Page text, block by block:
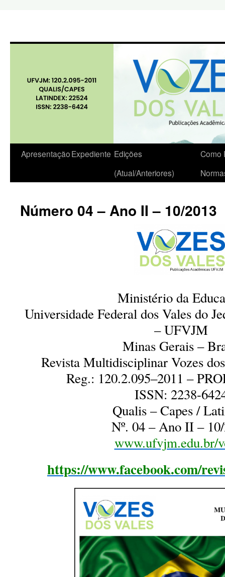
ApresentaçãoExpediente Edições
(Atual/Anteriores)
Como
Número 04 – Ano II – 10/2013
Ministério da
Universidade Federal dos Vales do
– UFVJM
Minas Gerais –
Revista Multidisciplinar Vozes
Reg.: 120.2.095–2011 –
ISSN: 2238-
Qualis – Capes /
Nº. 04 – Ano II –
www.ufvjm.edu.br/
https://www.facebook.com/